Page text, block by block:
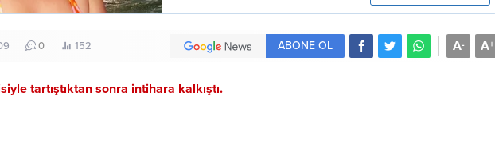
0 152 A+
A-
ABONE OL
tartıştıktan sonra intihara kalkıştı.